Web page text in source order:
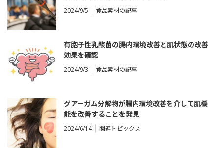
2024/9/5 食品素材の記事
有胞子性乳酸菌の腸内環境改善と肌状態の改善
効果を確認
2024/9/3 食品素材の記事
グアーガム分解物が腸内環境改善を介して肌機
能を改善することを発見
2024/6/14 関連トピックス